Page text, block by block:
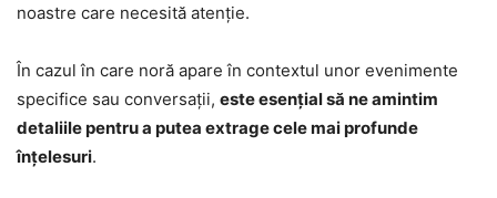
noastre care necesită atenție.
În cazul în care noră apare în contextul unor evenimente
specifice sau conversații, este esențial să ne amintim
detaliile pentru a putea extrage cele mai profunde
înțelesuri.